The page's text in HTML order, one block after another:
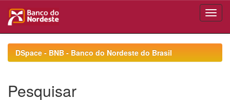
navigationDSpace - BNB - Banco do Nordeste do Brasil
Pesquisar